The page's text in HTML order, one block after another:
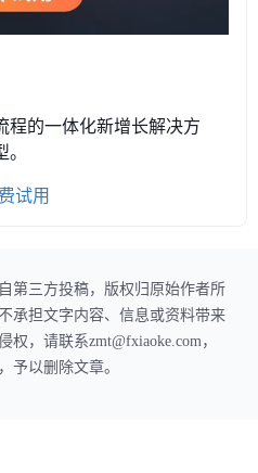
程的一体化新增长解决方
试用
第三方投稿，版权归原始作者所
承担文字内容、信息或资料带来
，请联系zmt@fxiaoke.com，
予以删除文章。